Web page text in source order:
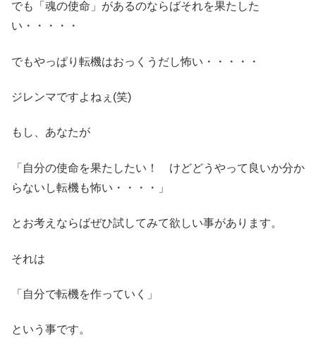
でも「魂の使命」があるのならばそれを果たした
い・・・・・
でもやっぱり転機はおっくうだし怖い・・・・・
ジレンマですよねぇ(笑)
もし、あなたが
「自分の使命を果たしたい！ けどどうやって良いか分か
らないし転機も怖い・・・・」
とお考えならばぜひ試してみて欲しい事があります。
それは
「自分で転機を作っていく」
という事です。